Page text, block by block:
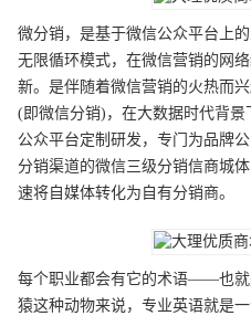
微分销，是基于微信公众平台上
无限循环模式，在微信营销的网
新。是伴随着微信营销的火热而
(即微信分销)，在大数据时代背
公众平台定制研发，专门为品牌
分销渠道的微信三级分销信商城
速将自媒体转化为自有分销商。
每个职业都会有它的术语——也就
猿这种动物来说，专业英语就是